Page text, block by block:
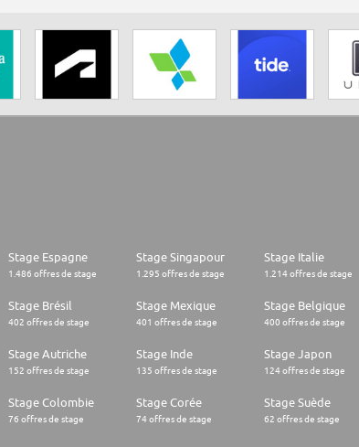
Stage Espagne
1.486 offres de stage
Stage Singapour
1.295 offres de stage
Stage Italie
1.214 offres de stage
Stage Brésil
402 offres de stage
Stage Mexique
401 offres de stage
Stage Belgique
400 offres de stage
Stage Autriche
152 offres de stage
Stage Inde
135 offres de stage
Stage Japon
124 offres de stage
Stage Colombie
76 offres de stage
Stage Corée
74 offres de stage
Stage Suède
62 offres de stage